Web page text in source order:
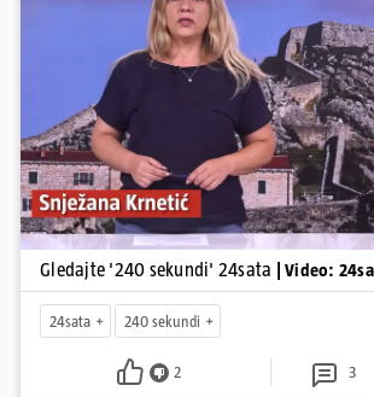
smanjenju proizvodnje u nuklearnoj elektrani
Pokretanje videa...
Gledajte '240 sekundi' 24sata | Video:
24sata 240 sekundi
2 3